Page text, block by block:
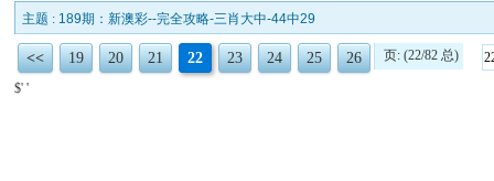
主题 : 189期：新澳彩--完全攻略-三肖大中-44中29
<< 19 20 21 22 23 24 25 26 页: (22/82 总)
$' '